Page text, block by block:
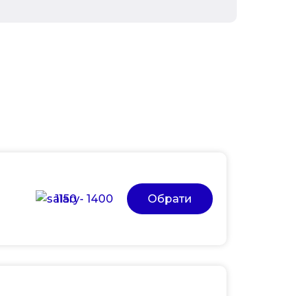
1150 - 1400 Обрати